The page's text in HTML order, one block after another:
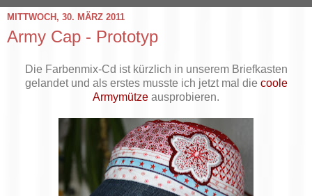
MITTWOCH, 30. MÄRZ 2011
Army Cap - Prototyp
Die Farbenmix-Cd ist kürzlich in unserem Briefkasten
gelandet und als erstes musste ich jetzt mal die coole
Armymütze ausprobieren.